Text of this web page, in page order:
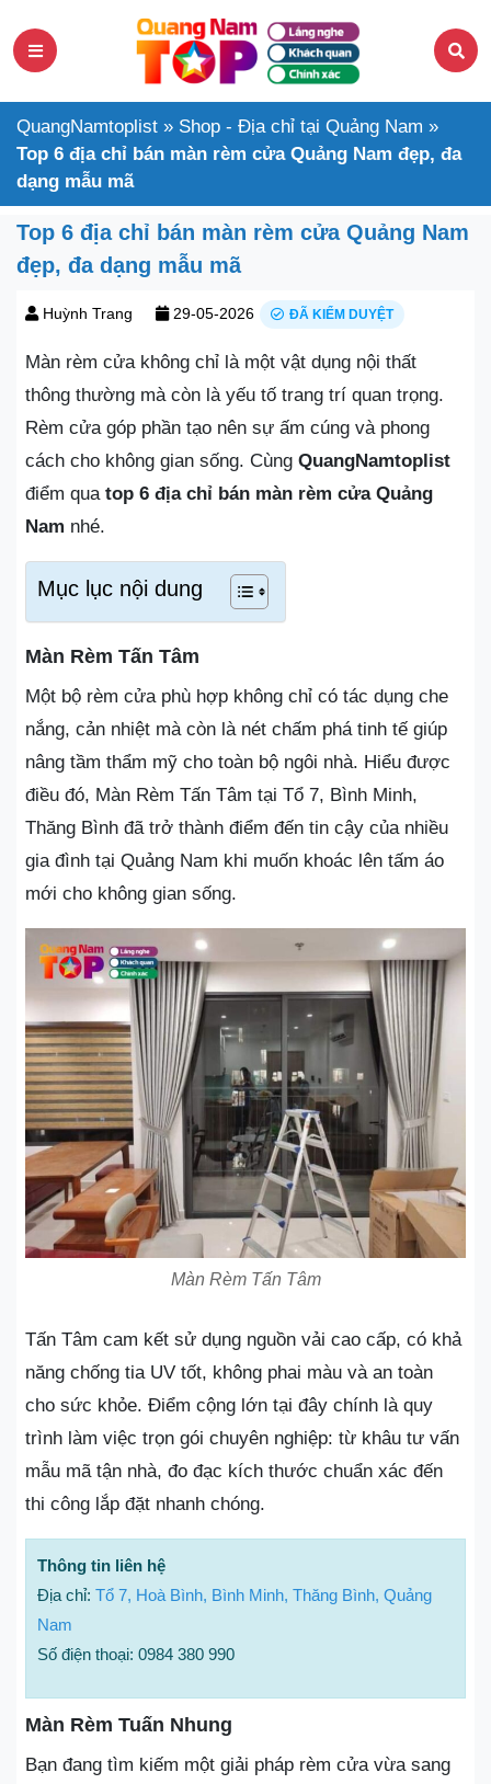
QuangNamtoplist » Shop - Địa chỉ tại Quảng Nam »
Top 6 địa chỉ bán màn rèm cửa Quảng Nam đẹp, đa
dạng mẫu mã
Top 6 địa chỉ bán màn rèm cửa Quảng Nam
đẹp, đa dạng mẫu mã
Huỳnh Trang 29-05-2026 ĐÃ KIỂM DUYỆT
Màn rèm cửa không chỉ là một vật dụng nội thất
thông thường mà còn là yếu tố trang trí quan trọng.
Rèm cửa góp phần tạo nên sự ấm cúng và phong
cách cho không gian sống. Cùng QuangNamtoplist
điểm qua top 6 địa chỉ bán màn rèm cửa Quảng
Nam nhé.
Mục lục nội dung
Màn Rèm Tấn Tâm
Một bộ rèm cửa phù hợp không chỉ có tác dụng che
nắng, cản nhiệt mà còn là nét chấm phá tinh tế giúp
nâng tầm thẩm mỹ cho toàn bộ ngôi nhà. Hiểu được
điều đó, Màn Rèm Tấn Tâm tại Tổ 7, Bình Minh,
Thăng Bình đã trở thành điểm đến tin cậy của nhiều
gia đình tại Quảng Nam khi muốn khoác lên tấm áo
mới cho không gian sống.
Màn Rèm Tấn Tâm
Tấn Tâm cam kết sử dụng nguồn vải cao cấp, có khả
năng chống tia UV tốt, không phai màu và an toàn
cho sức khỏe. Điểm cộng lớn tại đây chính là quy
trình làm việc trọn gói chuyên nghiệp: từ khâu tư vấn
mẫu mã tận nhà, đo đạc kích thước chuẩn xác đến
thi công lắp đặt nhanh chóng.
Thông tin liên hệ
Địa chỉ: Tổ 7, Hoà Bình, Bình Minh, Thăng Bình, Quảng
Nam
Số điện thoại: 0984 380 990
Màn Rèm Tuấn Nhung
Bạn đang tìm kiếm một giải pháp rèm cửa vừa sang